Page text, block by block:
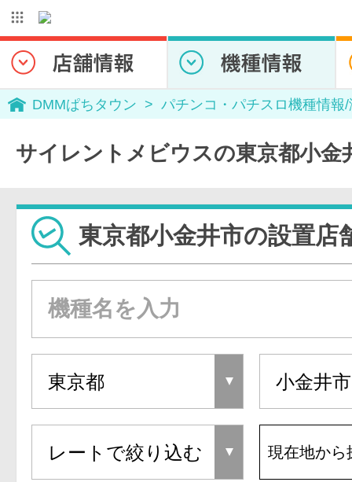
DMMぱちタウン パチンコ・パチスロ機種情報
サイレントメビウスの東京都小金
東京都小金井市の設置店
現在地から